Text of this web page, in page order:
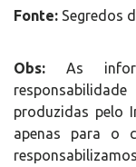
Fonte: Segredos
Obs: As
produzidas pelo
apenas para o